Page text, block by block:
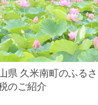
県 久米南町のふるさ
のご紹介